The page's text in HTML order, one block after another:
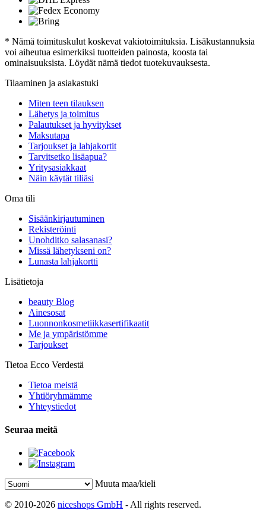
* Nämä toimituskulut koskevat vakiotoimituksia. Lisäkustannuksia
voi aiheutua esimerkiksi tuotteiden painosta, koosta tai
ominaisuuksista. Löydät nämä tiedot tuotekuvauksesta.
Tilaaminen ja asiakastuki
Miten teen tilauksen
Lähetys ja toimitus
Palautukset ja hyvitykset
Maksutapa
Tarjoukset ja lahjakortit
Tarvitsetko lisäapua?
Yritysasiakkaat
Näin käytät tiliäsi
Oma tili
Sisäänkirjautuminen
Rekisteröinti
Unohditko salasanasi?
Missä lähetykseni on?
Lunasta lahjakortti
Lisätietoja
beauty Blog
Ainesosat
Luonnonkosmetiikkasertifikaatit
Me ja ympäristömme
Tarjoukset
Tietoa Ecco Verdestä
Tietoa meistä
Yhtiöryhmämme
Yhteystiedot
Seuraa meitä
Muuta maa/kieli
© 2010-2026 niceshops GmbH - All rights reserved.